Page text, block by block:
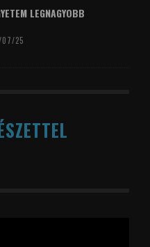
LEGNAGYOBB
07/25